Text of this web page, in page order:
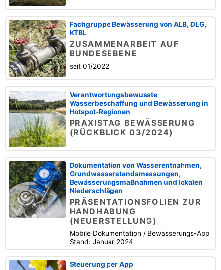
Fachgruppe Bewässerung von ALB, DLG,
KTBL
ZUSAMMENARBEIT AUF
BUNDESEBENE
seit 01/2022
Verantwortungsbewusste
Wasserbeschaffung und Bewässerung in
Hotspot-Regionen
PRAXISTAG BEWÄSSERUNG
(RÜCKBLICK 03/2024)
Dokumentation von Wasserentnahmen,
Grundwasserstandsmessungen,
Bewässerungsmaßnahmen und lokalen
Niederschlägen
PRÄSENTATIONSFOLIEN ZUR
HANDHABUNG
(NEUERSTELLUNG)
Mobile Dokumentation / Bewässerungs-App
Stand: Januar 2024
Steuerung per App